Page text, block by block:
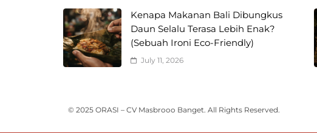
Kenapa Makanan Bali Dibungkus
Daun Selalu Terasa Lebih Enak?
(Sebuah Ironi Eco-Friendly)
July 11, 2026
© 2025 ORASI – CV Masbrooo Banget. All Rights Reserved.